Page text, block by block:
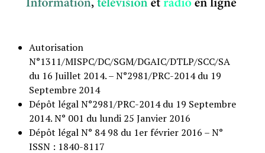
Autorisation
N°1311/MISPC/DC/SGM/DGAIC/DTLP/SCC/SA
du 16 Juillet 2014. – N°2981/PRC-2014 du 19
Septembre 2014
Dépôt légal N°2981/PRC-2014 du 19 Septembre
2014. N° 001 du lundi 25 Janvier 2016
Dépôt légal N° 84 98 du 1er février 2016 – N°
ISSN : 1840-8117